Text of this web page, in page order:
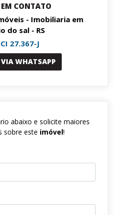
EM CONTATO
- Imobiliaria em
do sal - RS
27.367-J
VIA WHATSAPP
abaixo e solicite maiores
sobre este imóvel!